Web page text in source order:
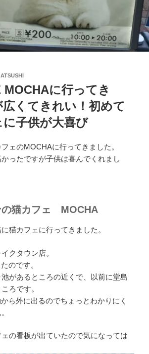
ATSUSHI
MOCHAに行ってき
くてきれい！初めて
子供が大喜び
ェのMOCHAに行ってきました。
ったですが子供は喜んでくれまし
の猫カフェ MOCHA
猫カフェに行ってきました。
クタウン店。
のです。
があるところの近くで、以前に堂島
ろです。
ら外に出るのでちょっとわかりにく
の看板が出ていたので気になっては